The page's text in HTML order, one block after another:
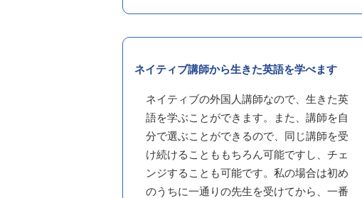
ネイティブ講師から生きた英語を学べます
ネイティブの外国人講師なので、生きた英
語を学ぶことができます。また、講師を自
分で選ぶことができるので、同じ講師を受
け続けることももちろん可能ですし、チェ
ンジすることも可能です。私の場合は初め
のうちに一通りの先生を受けてから、一番